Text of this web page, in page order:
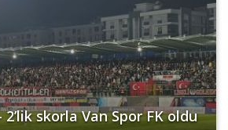
skorla Van Spor FK oldu